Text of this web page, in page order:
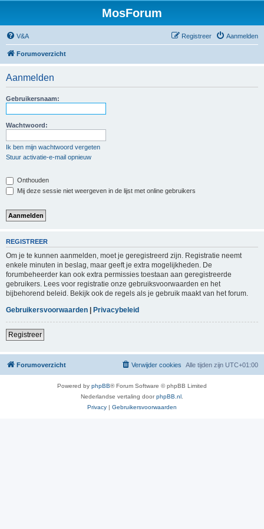
MosForum
V&A Aanmelden
Registreer
Forumoverzicht
Aanmelden
Gebruikersnaam:
Wachtwoord:
Ik ben mijn wachtwoord vergeten
Stuur activatie-e-mail opnieuw
Onthouden
Mij deze sessie niet weergeven in de lijst met online gebruikers
REGISTREER
Om je te kunnen aanmelden, moet je geregistreerd zijn. Registratie neemt
enkele minuten in beslag, maar geeft je extra mogelijkheden. De
forumbeheerder kan ook extra permissies toestaan aan geregistreerde
gebruikers. Lees voor registratie onze gebruiksvoorwaarden en het
bijbehorend beleid. Bekijk ook de regels als je gebruik maakt van het forum.
Gebruikersvoorwaarden | Privacybeleid
Registreer
Forumoverzicht Alle tijden zijn UTC+01:00
Verwijder cookies
Powered by phpBB® Forum Software © phpBB Limited
Nederlandse vertaling doorphpBB.nl
Privacy | Gebruikersvoorwaarden